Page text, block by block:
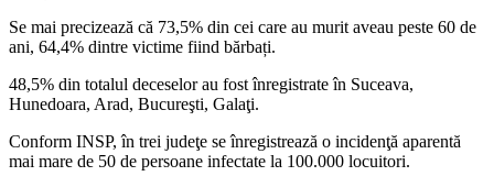
Se mai precizează că 73,5% din cei care au murit aveau peste 60 de
ani, 64,4% dintre victime fiind bărbați.
48,5% din totalul deceselor au fost înregistrate în Suceava,
Hunedoara, Arad, Bucureşti, Galaţi.
Conform INSP, în trei judeţe se înregistrează o incidenţă aparentă
mai mare de 50 de persoane infectate la 100.000 locuitori.